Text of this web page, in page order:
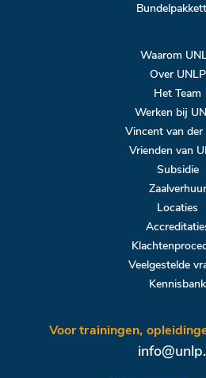
Waarom
Over UNLP
Het Team
Werken bij
Vincent van der
Vrienden van
Subsidie
Zaalverhuur
Locaties
Veelgestelde
Kennisbank
Voor trainingen,